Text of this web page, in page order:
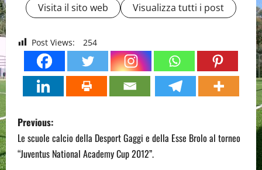
Visita il sito web Visualizza tutti i post
Post Views: 254
P
o
Previous:
Le scuole calcio della Desport Gaggi e della Esse Brolo al torneo
“Juventus National Academy Cup 2012”.